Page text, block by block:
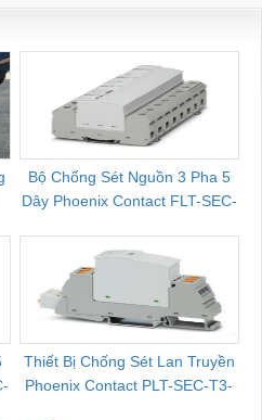
CHUA CHAY
Bộ Chống Sét Nguồn 3 Pha 5
Dây Phoenix Contact FLT-SEC-
Thiết Bị Chống Sét Lan Truyền
Phoenix Contact PLT-SEC-T3-